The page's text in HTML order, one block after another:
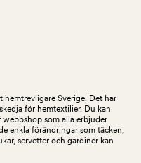
hemtrevligare Sverige. Det har
för hemtextilier. Du kan
webbshop som alla erbjuder
enkla förändringar som täcken,
servetter och gardiner kan